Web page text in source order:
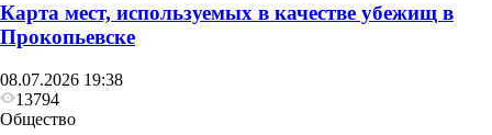
Карта мест, используемых в качестве убежищ в
Прокопьевске
08.07.2026 19:38
13794
Общество